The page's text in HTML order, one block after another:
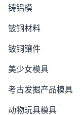
铸铝模
铍铜材料
铍铜镶件
美少女模具
考古发掘产品模具
动物玩具模具